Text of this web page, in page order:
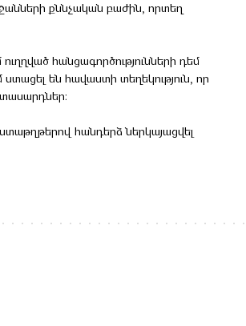
քննչական բաժին, որտեղ
հանցագործությունների դեմ
են հավաստի տեղեկություն, որ
հանդերձ ներկայացվել